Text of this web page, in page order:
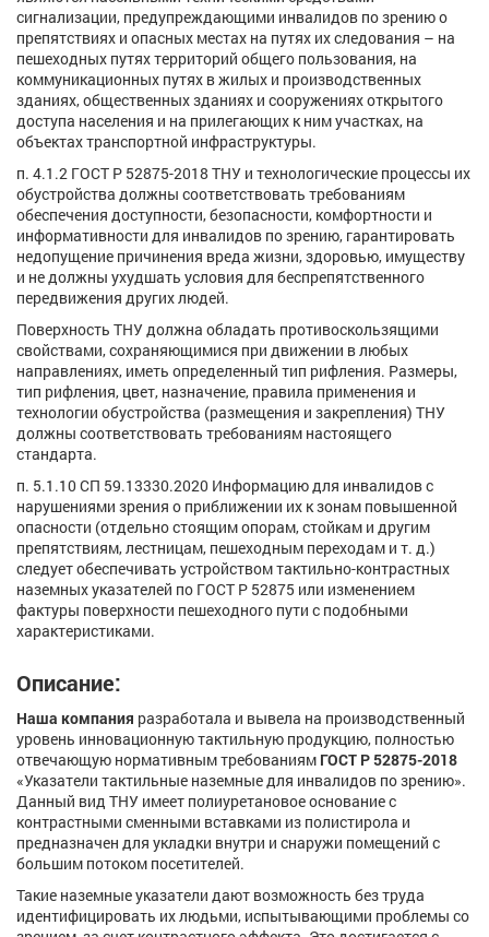
сигнализации, предупреждающими инвалидов по зрению о
препятствиях и опасных местах на путях их следования – на
пешеходных путях территорий общего пользования, на
коммуникационных путях в жилых и производственных
зданиях, общественных зданиях и сооружениях открытого
доступа населения и на прилегающих к ним участках, на
объектах транспортной инфраструктуры.
п. 4.1.2 ГОСТ Р 52875-2018 ТНУ и технологические процессы их
обустройства должны соответствовать требованиям
обеспечения доступности, безопасности, комфортности и
информативности для инвалидов по зрению, гарантировать
недопущение причинения вреда жизни, здоровью, имуществу
и не должны ухудшать условия для беспрепятственного
передвижения других людей.
Поверхность ТНУ должна обладать противоскользящими
свойствами, сохраняющимися при движении в любых
направлениях, иметь определенный тип рифления. Размеры,
тип рифления, цвет, назначение, правила применения и
технологии обустройства (размещения и закрепления) ТНУ
должны соответствовать требованиям настоящего
стандарта.
п. 5.1.10 СП 59.13330.2020 Информацию для инвалидов с
нарушениями зрения о приближении их к зонам повышенной
опасности (отдельно стоящим опорам, стойкам и другим
препятствиям, лестницам, пешеходным переходам и т. д.)
следует обеспечивать устройством тактильно-контрастных
наземных указателей по ГОСТ Р 52875 или изменением
фактуры поверхности пешеходного пути с подобными
характеристиками.
Описание:
Наша компания разработала и вывела на производственный
уровень инновационную тактильную продукцию, полностью
отвечающую нормативным требованиям ГОСТ Р 52875-2018
«Указатели тактильные наземные для инвалидов по зрению».
Данный вид ТНУ имеет полиуретановое основание с
контрастными сменными вставками из полистирола и
предназначен для укладки внутри и снаружи помещений с
большим потоком посетителей.
Такие наземные указатели дают возможность без труда
идентифицировать их людьми, испытывающими проблемы со